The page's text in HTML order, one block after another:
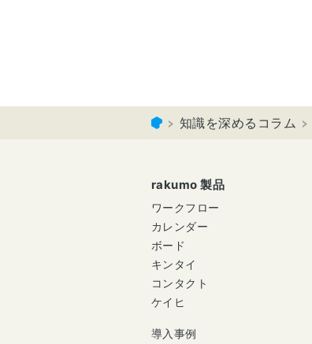
知識を深めるコラム
rakumo 製品
ワークフロー
カレンダー
ボード
キンタイ
コンタクト
ケイヒ
導入事例